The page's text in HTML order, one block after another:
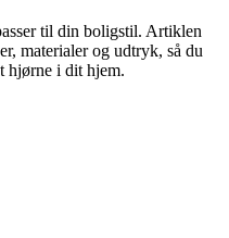
til din boligstil. Artiklen
materialer og udtryk, så du
hjørne i dit hjem.